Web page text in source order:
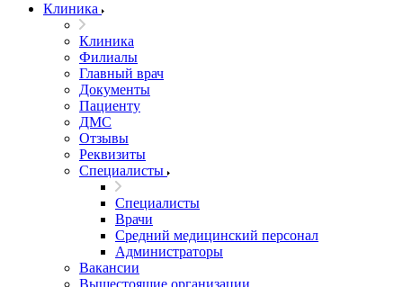
Клиника
Клиника
Филиалы
Главный врач
Документы
Пациенту
ДМС
Отзывы
Реквизиты
Специалисты
Специалисты
Врачи
Средний медицинский персонал
Администраторы
Вакансии
Вышестоящие организации